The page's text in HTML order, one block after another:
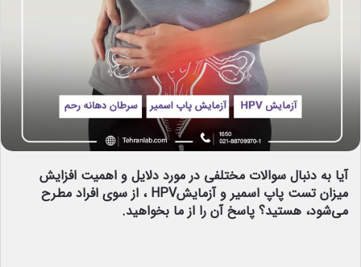
آیا به دنبال سوالات مختلفی در مورد دلایل و اهمیت افزایش
میزان تست پاپ اسمیر و آزمایشHPV ، از سوی افراد مطرح
می‌شود، هستید؟ پاسخ آن را از ما بخواهید.